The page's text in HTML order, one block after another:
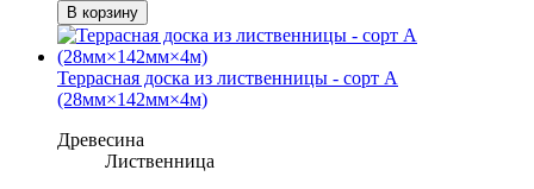
В корзину
Террасная доска из лиственницы - сорт A
(28мм×142мм×4м)
Древесина
Лиственница